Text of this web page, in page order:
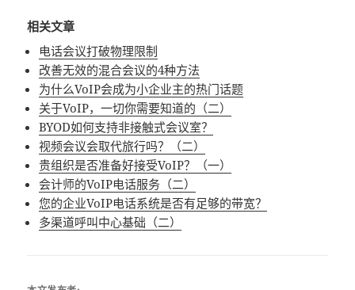
相关文章
电话会议打破物理限制
改善无效的混合会议的4种方法
为什么VoIP会成为小企业主的热门话题
关于VoIP，一切你需要知道的（二）
BYOD如何支持非接触式会议室？
视频会议会取代旅行吗？（二）
贵组织是否准备好接受VoIP？（一）
会计师的VoIP电话服务（二）
您的企业VoIP电话系统是否有足够的带宽？
多渠道呼叫中心基础（二）